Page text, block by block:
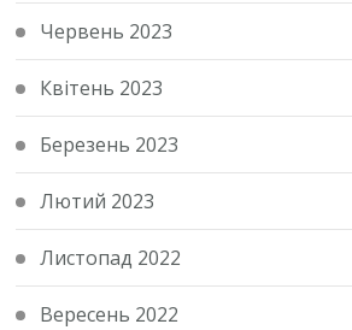
Червень 2023
Квітень 2023
Березень 2023
Лютий 2023
Листопад 2022
Вересень 2022